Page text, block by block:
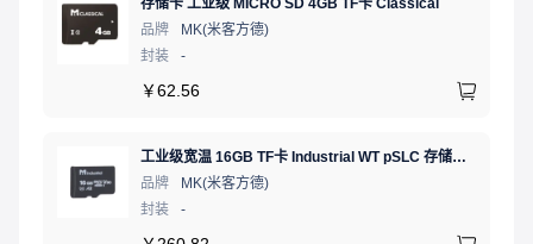
品牌
MK(米客方德)
封装
-
￥62.56
工业级宽温 16GB TF卡 Industrial WT pSLC 存储卡 MICRO SD LDPC纠错 PE 30K 无人机、行车记录仪、安防监控适配
品牌
MK(米客方德)
封装
-